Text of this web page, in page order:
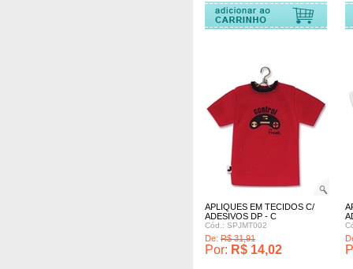
Comprar
APLIQUES EM TECIDOS C/
ADESIVOS DP - C
Cód.: SPJMT002
De: R$ 31,91
Por: R$ 14,02